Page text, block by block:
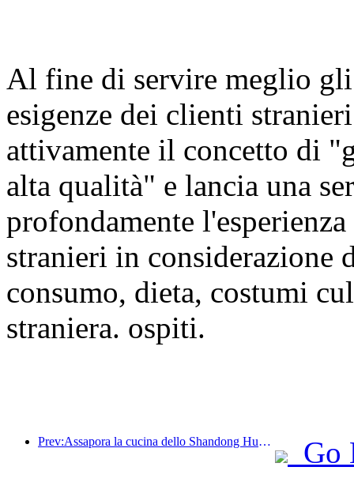
Al fine di servire meglio
esigenze dei clienti
attivamente il concetto di
alta qualità" e lancia una
profondamente
stranieri in considerazione
consumo, dieta, costumi
straniera. ospiti.
Prev:Assapora la cucina dello Shandong Huali Feast Stagione 2: Lancio ufficiale del tour nazionale della cucina dello Shandong del Wanda Hotels National Linkage 2024
Go